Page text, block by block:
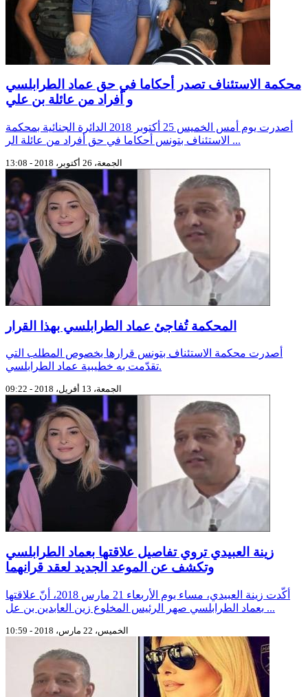
محكمة الاستئناف تصدر أحكاما في حق عماد الطرابلسي
و أفراد من عائلة بن علي
أصدرت يوم أمس الخميس 25 أكتوبر 2018 الدائرة الجنائية بمحكمة
الاستئناف بتونس أحكاما في حق أفراد من عائلة الر ...
الجمعة، 26 أكتوبر، 2018 - 13:08
المحكمة تُفاجئ عماد الطرابلسي بهذا القرار
أصدرت محكمة الاستئناف بتونس قرارها بخصوص المطلب التي
تقدّمت به خطيبية عماد الطرابلسي.
الجمعة، 13 أفريل، 2018 - 09:22
زينة العبيدي تروي تفاصيل علاقتها بعماد الطرابلسي
وتكشف عن الموعد الجديد لعقد قرانهما
أكّدت زينة العبيدي، مساء يوم الأربعاء 21 مارس 2018، أنّ علاقتها
بعماد الطرابلسي صهر الرئيس المخلوع زين العابدين بن عل ...
الخميس، 22 مارس، 2018 - 10:59